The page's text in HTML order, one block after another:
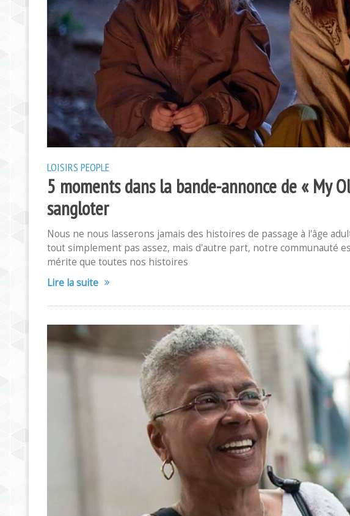
LOISIRS PEOPLE
5 moments dans la bande-annonce de « My
sangloter
Nous ne nous lasserons jamais des histoires de passage à l'âge
tout simplement pas assez, mais d'autre part, notre communauté
mérite que toutes nos histoires
Lire la suite